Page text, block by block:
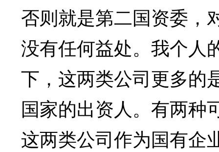
否则就是第二国资委，
没有任何益处。我个人
下，这两类公司更多的
国家的出资人。有两种
这两类公司作为国有企